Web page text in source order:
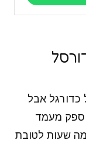
כדורגל אבל
ספק מעמד
שעות לטובת